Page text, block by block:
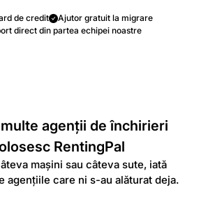
de credit
Ajutor gratuit la migrare
direct din partea echipei noastre
agenții de închirieri
RentingPal
mașini sau câteva sute, iată
agențiile care ni s-au alăturat deja.